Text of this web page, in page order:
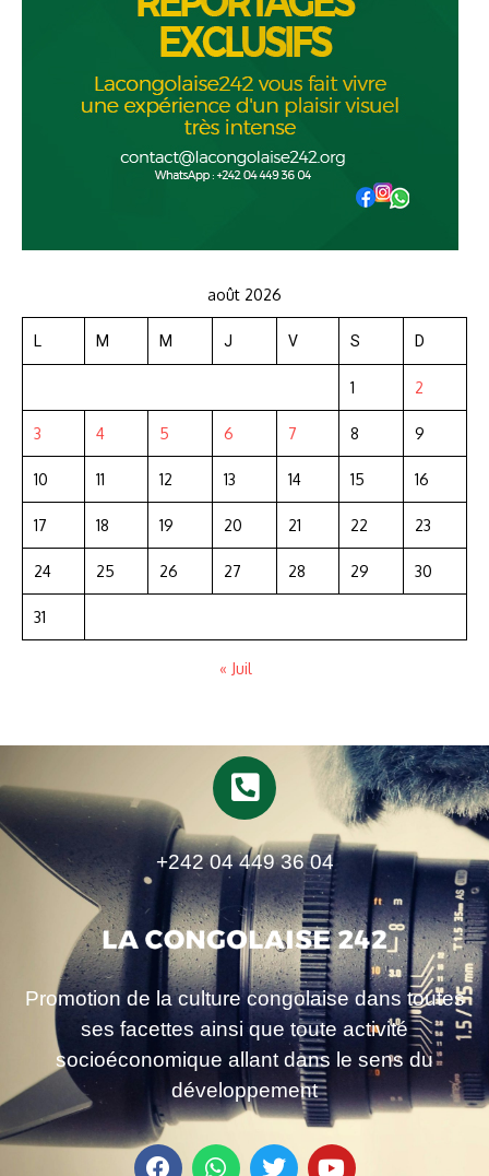
août 2026
L M M J V S D
1 2
3 4 5 6 7 8 9
10 11 12 13 14 15 16
17 18 19 20 21 22 23
24 25 26 27 28 29 30
31
« Juil
+242 04 449 36 04
Promotion de la culture congolaise dans toutes
ses facettes ainsi que toute activité
socioéconomique allant dans le sens du
développement